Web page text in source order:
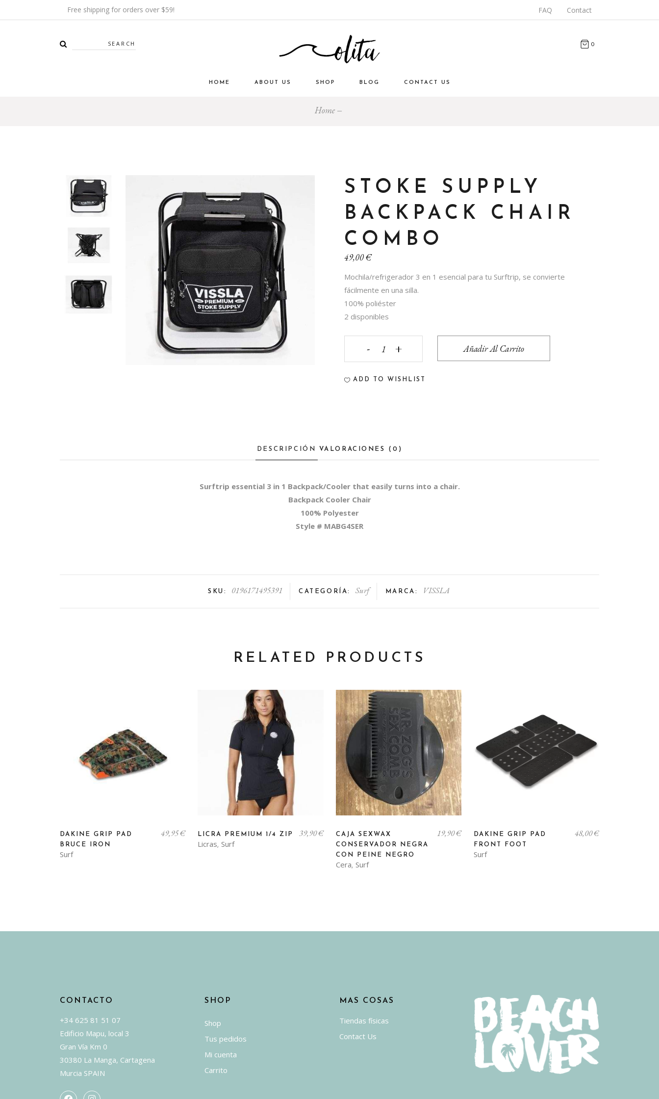
Free shipping for orders over $59! FAQ Contact
0
HOME ABOUT US SHOP BLOG CONTACT US
Home
STOKE SUPPLY
BACKPACK CHAIR
COMBO
49,00€
Mochila/refrigerador 3 en 1 esencial para tu Surftrip, se convierte
fácilmente en una silla.
100% poliéster
2 disponibles
Supply
quantity
Añadir Al Carrito
ADD TO WISHLIST
DESCRIPCIÓN VALORACIONES (0)
Surftrip essential 3 in 1 Backpack/Cooler that easily turns into a chair.
Backpack Cooler Chair
100% Polyester
Style # MABG4SER
SKU: 0196171495391 CATEGORÍA: Surf MARCA: VISSLA
RELATED PRODUCTS
Surf
DAKINE GRIP PAD
BRUCE IRON
49,95€
Licras,Surf
LICRA PREMIUM 1/4 ZIP 39,90€
Cera, Surf
CAJA SEXWAX
CONSERVADOR NEGRA
CON PEINE NEGRO
19,90€
Surf
DAKINE GRIP PAD
FRONT FOOT
48,00€
CONTACTO
+34 625 81 51 07
Edificio Mapu, local 3
Gran Vía Km 0
30380 La Manga, Cartagena
Murcia SPAIN
SHOP
Shop
Tus pedidos
Mi cuenta
Carrito
MAS COSAS
Tiendas físicas
Contact Us